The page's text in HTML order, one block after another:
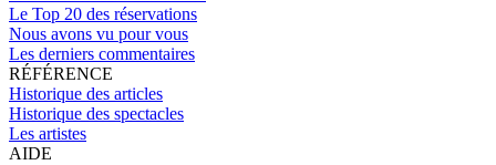
Le Top 20 des réservations
Nous avons vu pour vous
Les derniers commentaires
RÉFÉRENCE
Historique des articles
Historique des spectacles
Les artistes
AIDE